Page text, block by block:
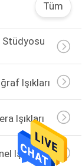
Tüm
Işıkları
Işıkları
Işık